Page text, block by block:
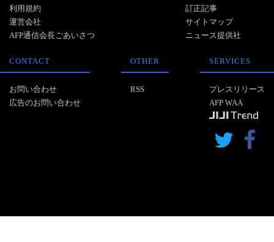
利用規約
運営会社
AFP通信会長ごあいさつ
訂正記事
サイトマップ
ニュース提供社
CONTACT
お問い合わせ
広告のお問い合わせ
OTHER
RSS
SERVICES
プレスリリース
AFP WAA